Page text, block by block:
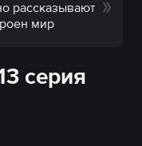
рассказывают
мир
серия